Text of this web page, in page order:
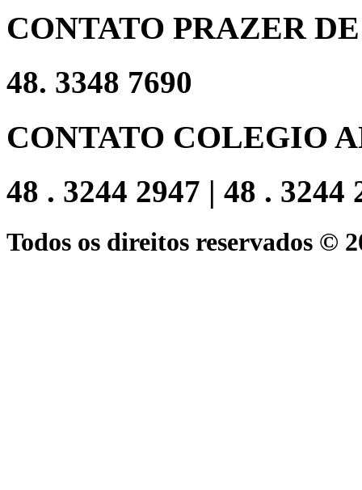
CONTATO PRAZER
48. 3348 7690
CONTATO COLEGIO
48 . 3244 2947 | 48 . 3244
Todos os direitos reservados ©